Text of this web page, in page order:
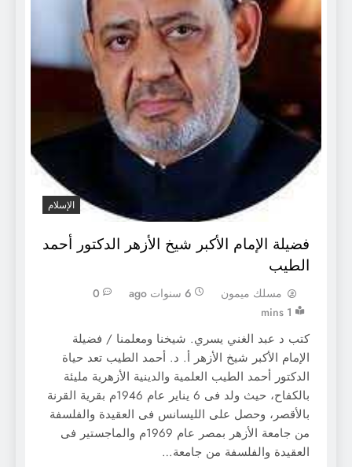
الإسلام
فضيلة الإمام الأكبر شيخ الأزهر الدكتور أحمد
الطيب
مسلك ميمون 6 سنوات ago
0
1 mins
كتب د عبد الغني يسري. شيخنا ومعلمنا / فضيلة
الإمام الأكبر شيخ الأزهر أ. د. أحمد الطيب تعد حياة
الدكتور أحمد الطيب العلمية والدينية الأزهرية مليئة
بالكفاح، حيث ولد فى 6 يناير عام 1946م بقرية القرنة
بالأقصر، وحصل على الليسانس فى العقيدة والفلسفة
من جامعة الأزهر بمصر عام 1969م والماجستير فى
العقيدة والفلسفة من جامعة…